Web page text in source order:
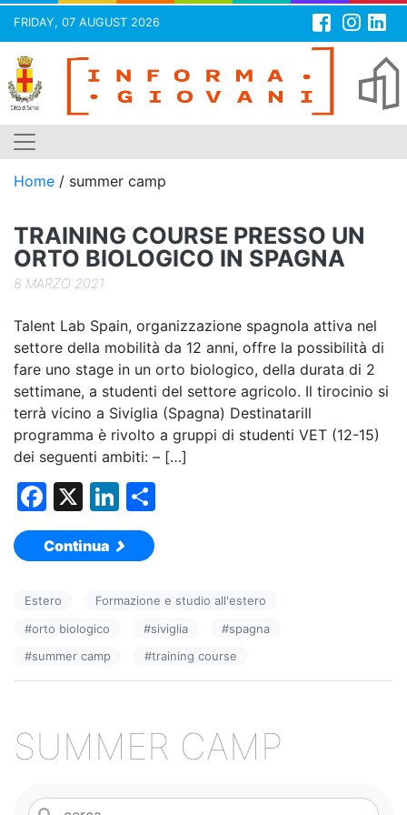
FRIDAY, 07 AUGUST 2026
Skip
content
Home / summer camp
TRAINING COURSE PRESSO UN
ORTO BIOLOGICO IN SPAGNA
8 MARZO 2021
Talent Lab Spain, organizzazione spagnola attiva nel
settore della mobilità da 12 anni, offre la possibilità di
fare uno stage in un orto biologico, della durata di 2
settimane, a studenti del settore agricolo. Il tirocinio si
terrà vicino a Siviglia (Spagna) DestinatariIl
programma è rivolto a gruppi di studenti VET (12-15)
dei seguenti ambiti: – […]
F
a
c
b
o
o
X
Li
n
k
dI vi
di
Continua
Estero
Formazione e studio all'estero
#orto biologico #siviglia #spagna
#summer camp #training course
SUMMER CAMP